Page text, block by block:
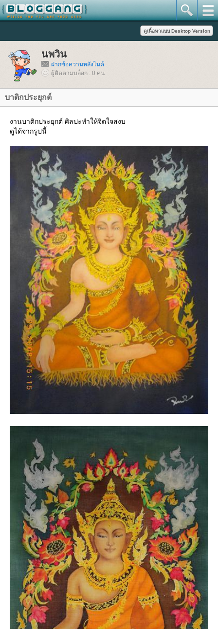
นพวิน
ฝากข้อความหลังไมค์
ผู้ติดตามบล็อก : 0 คน
บาติกประยุกต์
งานบาติกประยุกต์ ศิลปะทำให้จิตใจสงบ
ดูได้จากรูปนี้